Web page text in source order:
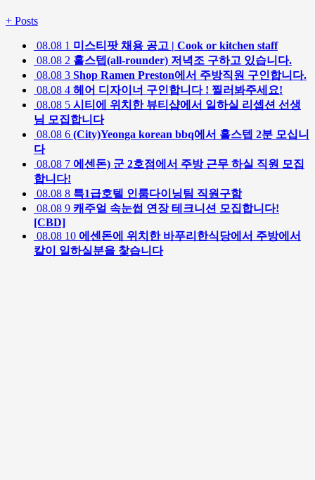
+ Posts
08.08 1 미스티팟 채용 공고 | Cook or kitchen staff
08.08 2 홀스텝(all-rounder) 저녁조 구하고 있습니다.
08.08 3 Shop Ramen Preston에서 주방직원 구인합니다.
08.08 4 헤어 디자이너 구인합니다 ! 찔러봐주세요!
08.08 5 시티에 위치한 뷰티샵에서 일하실 리셉션 선생
님 모집합니다
08.08 6 (City)Yeonga korean bbq에서 홀스텝 2분 모십니
다
08.08 7 에센돈) 군 2호점에서 주방 근무 하실 직원 모집
합니다!
08.08 8 특1급호텔 인룸다이닝팀 직원구함
08.08 9 캐주얼 속눈썹 연장 테크니션 모집합니다!
[CBD]
08.08 10 에센돈에 위치한 바푸리한식당에서 주방에서
캍이 일하실분을 찿습니다